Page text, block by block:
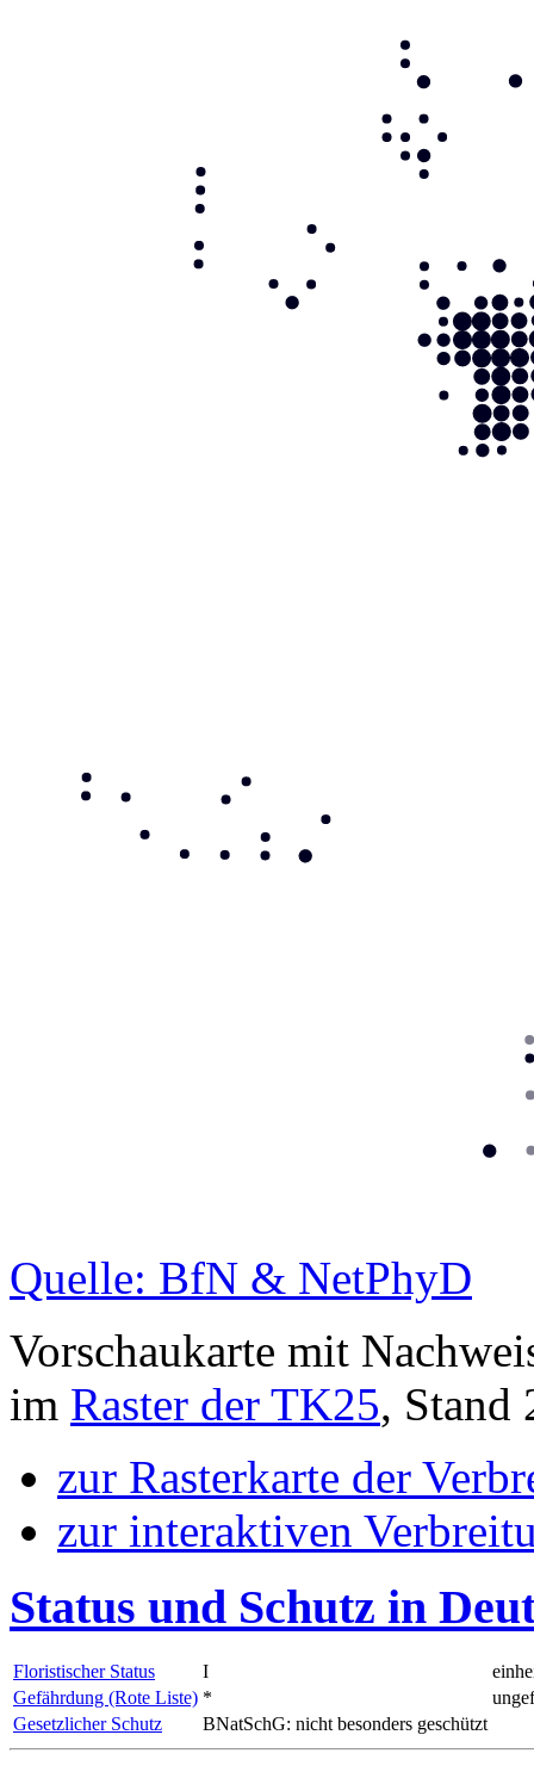
Quelle: BfN & NetPhyD
Vorschaukarte mit
im Raster der TK25, Stand
zur Rasterkarte der
zur interaktiven
Status und Schutz in
Floristischer Status I
Gefährdung (Rote Liste) *
Gesetzlicher Schutz
BNatSchG: nicht besonders geschützt